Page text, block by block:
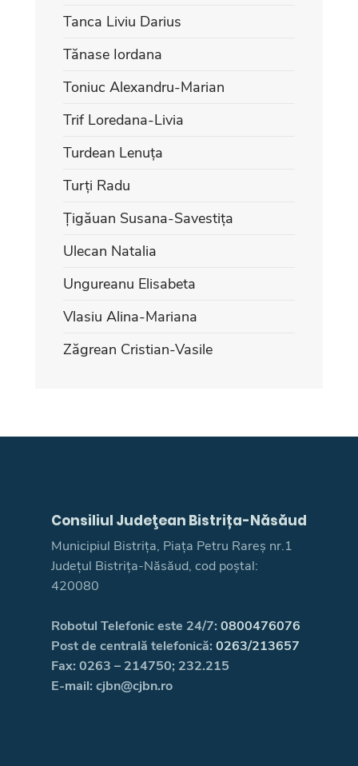
Tanca Liviu Darius
Tănase Iordana
Toniuc Alexandru-Marian
Trif Loredana-Livia
Turdean Lenuța
Turți Radu
Țigăuan Susana-Savestița
Ulecan Natalia
Ungureanu Elisabeta
Vlasiu Alina-Mariana
Zăgrean Cristian-Vasile
Consiliul Judeţean Bistrița-Năsăud
Municipiul Bistrița, Piața Petru Rareș nr.1
Județul Bistrița-Năsăud, cod poștal:
420080
Robotul Telefonic este 24/7: 0800476076
Post de centrală telefonică: 0263/213657
Fax: 0263 – 214750; 232.215
E-mail: cjbn@cjbn.ro